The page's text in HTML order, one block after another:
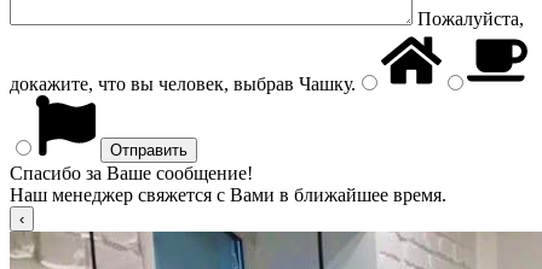
Пожалуйста,
докажите, что вы человек, выбрав Чашку.
Спасибо за Ваше сообщение!
Наш менеджер свяжется с Вами в ближайшее время.